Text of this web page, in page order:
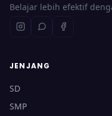
Belajar lebih efektif
JENJANG
SD
SMP